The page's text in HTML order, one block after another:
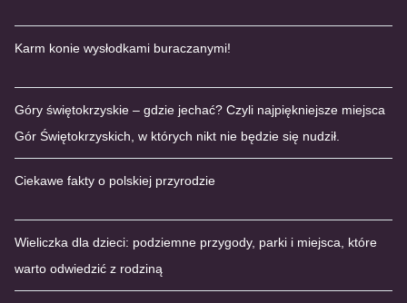
Karm konie wysłodkami buraczanymi!
Góry świętokrzyskie – gdzie jechać? Czyli najpiękniejsze miejsca
Gór Świętokrzyskich, w których nikt nie będzie się nudził.
Ciekawe fakty o polskiej przyrodzie
Wieliczka dla dzieci: podziemne przygody, parki i miejsca, które
warto odwiedzić z rodziną